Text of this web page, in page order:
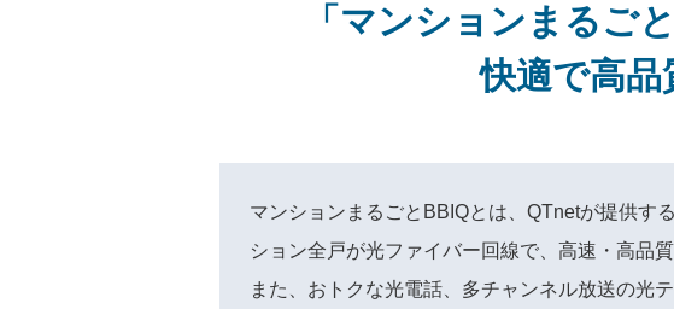
「マンションまるご
快適で高品
マンションまるごとBBIQとは、QTnetが提供す
ション全戸が光ファイバー回線で、高速・高品
また、おトクな光電話、多チャンネル放送の光